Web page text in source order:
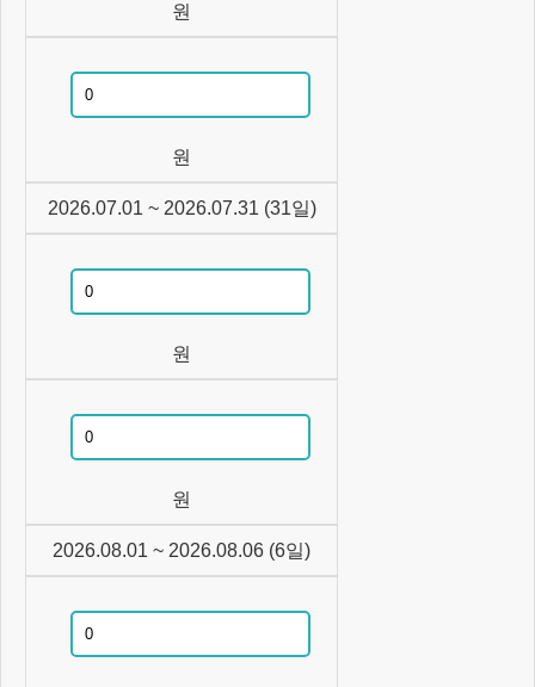
원
원
2026.07.01 ~ 2026.07.31 (31일)
원
원
2026.08.01 ~ 2026.08.06 (6일)